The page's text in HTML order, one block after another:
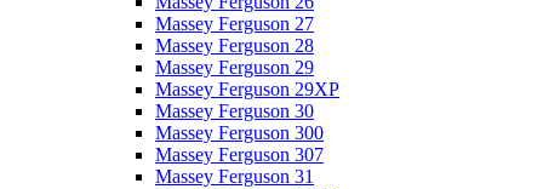
Massey Ferguson 27
Massey Ferguson 28
Massey Ferguson 29
Massey Ferguson 29XP
Massey Ferguson 30
Massey Ferguson 300
Massey Ferguson 307
Massey Ferguson 31